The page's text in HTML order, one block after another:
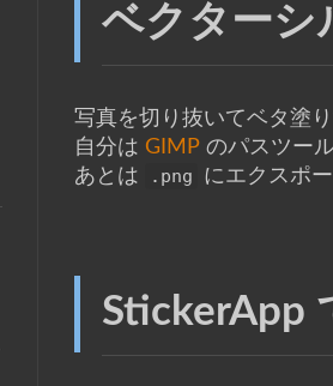
ベクターシ
写真を切り抜いてベタ塗
自分は GIMP のパスツー
あとは
.png にエクスポ
StickerApp